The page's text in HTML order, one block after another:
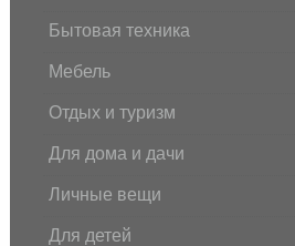
Бытовая техника
Мебель
Отдых и туризм
Для дома и дачи
Личные вещи
Для детей